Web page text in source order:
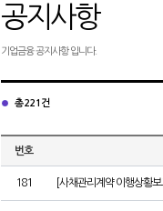
공지사항
기업금융 공지사항 입니다.
총 221건
번호
181 [사채관리계약 이행상황